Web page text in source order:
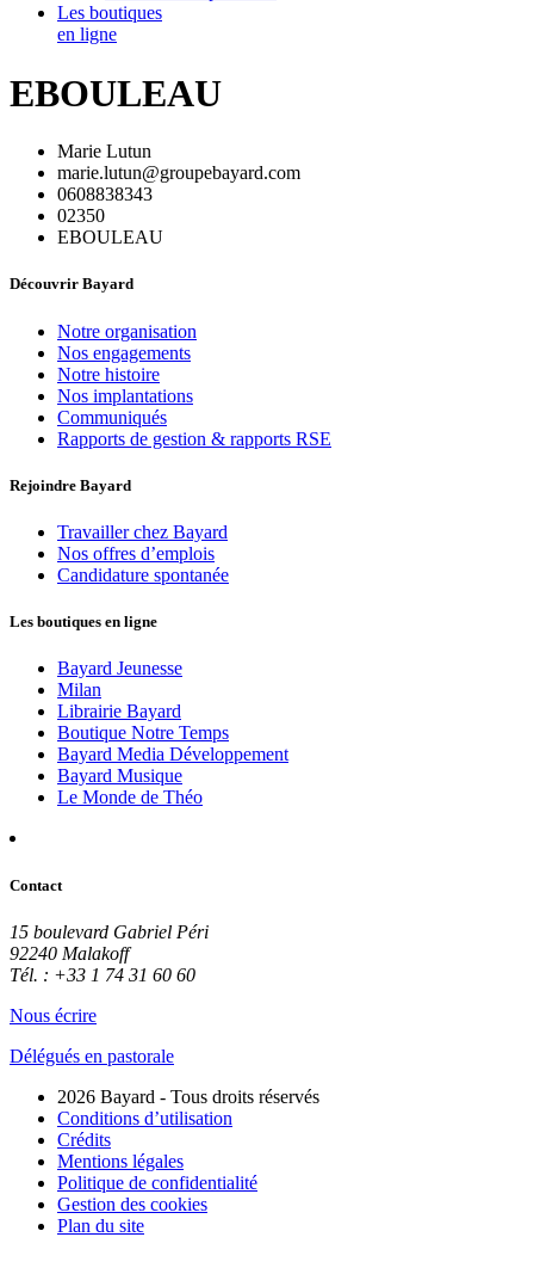
Les boutiques
en ligne
EBOULEAU
Marie Lutun
marie.lutun@groupebayard.com
0608838343
02350
EBOULEAU
Découvrir Bayard
Notre organisation
Nos engagements
Notre histoire
Nos implantations
Communiqués
Rapports de gestion & rapports RSE
Rejoindre Bayard
Travailler chez Bayard
Nos offres d’emplois
Candidature spontanée
Les boutiques en ligne
Bayard Jeunesse
Milan
Librairie Bayard
Boutique Notre Temps
Bayard Media Développement
Bayard Musique
Le Monde de Théo
Contact
15 boulevard Gabriel Péri
92240 Malakoff
Tél. : +33 1 74 31 60 60
Nous écrire
Délégués en pastorale
2026 Bayard - Tous droits réservés
Conditions d’utilisation
Crédits
Mentions légales
Politique de confidentialité
Gestion des cookies
Plan du site